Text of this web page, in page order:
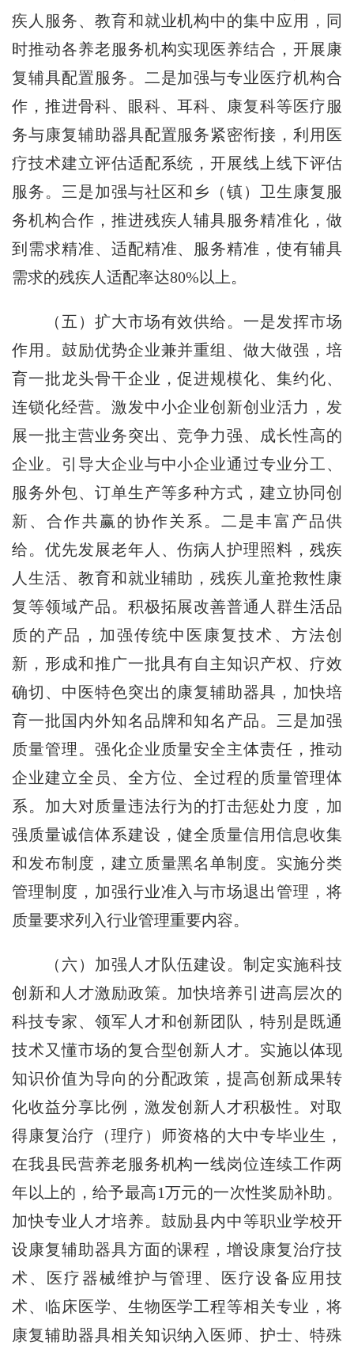
疾人服务、教育和就业机构中的集中应用，同
时推动各养老服务机构实现医养结合，开展康
复辅具配置服务。二是加强与专业医疗机构合
作，推进骨科、眼科、耳科、康复科等医疗服
务与康复辅助器具配置服务紧密衔接，利用医
疗技术建立评估适配系统，开展线上线下评估
服务。三是加强与社区和乡（镇）卫生康复服
务机构合作，推进残疾人辅具服务精准化，做
到需求精准、适配精准、服务精准，使有辅具
需求的残疾人适配率达80%以上。
（五）扩大市场有效供给。一是发挥市场
作用。鼓励优势企业兼并重组、做大做强，培
育一批龙头骨干企业，促进规模化、集约化、
连锁化经营。激发中小企业创新创业活力，发
展一批主营业务突出、竞争力强、成长性高的
企业。引导大企业与中小企业通过专业分工、
服务外包、订单生产等多种方式，建立协同创
新、合作共赢的协作关系。二是丰富产品供
给。优先发展老年人、伤病人护理照料，残疾
人生活、教育和就业辅助，残疾儿童抢救性康
复等领域产品。积极拓展改善普通人群生活品
质的产品，加强传统中医康复技术、方法创
新，形成和推广一批具有自主知识产权、疗效
确切、中医特色突出的康复辅助器具，加快培
育一批国内外知名品牌和知名产品。三是加强
质量管理。强化企业质量安全主体责任，推动
企业建立全员、全方位、全过程的质量管理体
系。加大对质量违法行为的打击惩处力度，加
强质量诚信体系建设，健全质量信用信息收集
和发布制度，建立质量黑名单制度。实施分类
管理制度，加强行业准入与市场退出管理，将
质量要求列入行业管理重要内容。
（六）加强人才队伍建设。制定实施科技
创新和人才激励政策。加快培养引进高层次的
科技专家、领军人才和创新团队，特别是既通
技术又懂市场的复合型创新人才。实施以体现
知识价值为导向的分配政策，提高创新成果转
化收益分享比例，激发创新人才积极性。对取
得康复治疗（理疗）师资格的大中专毕业生，
在我县民营养老服务机构一线岗位连续工作两
年以上的，给予最高1万元的一次性奖励补助。
加快专业人才培养。鼓励县内中等职业学校开
设康复辅助器具方面的课程，增设康复治疗技
术、医疗器械维护与管理、医疗设备应用技
术、临床医学、生物医学工程等相关专业，将
康复辅助器具相关知识纳入医师、护士、特殊